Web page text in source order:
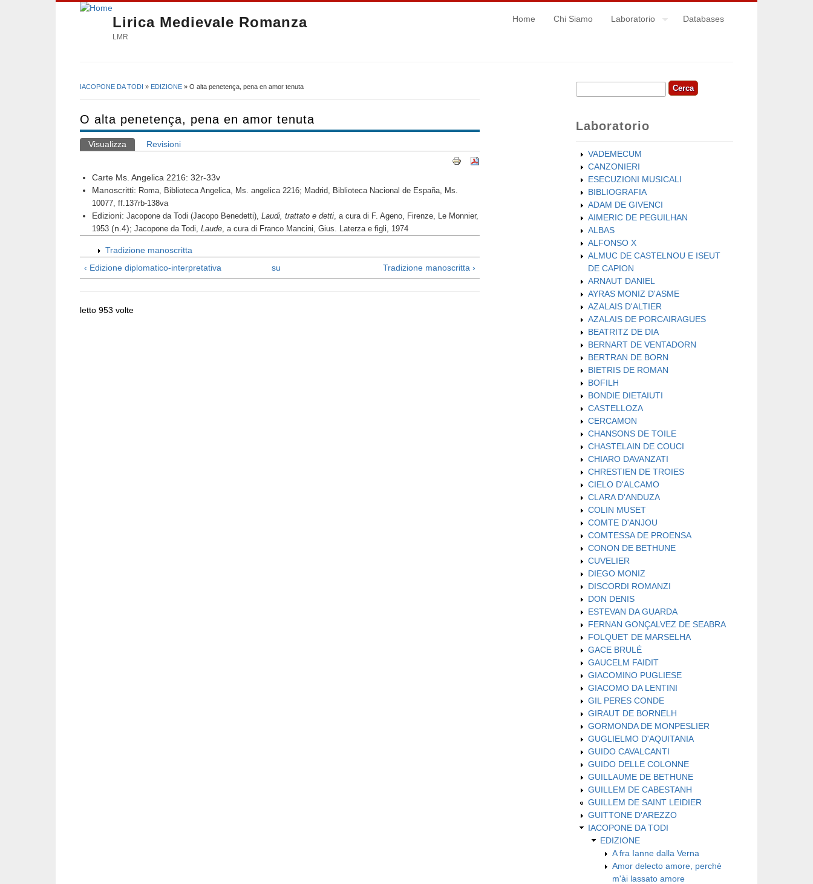
Lirica Medievale Romanza
LMR
Home Chi Siamo Laboratorio Databases
IACOPONE DA TODI » EDIZIONE » O alta penetença, pena en amor tenuta
O alta penetença, pena en amor tenuta
Schede primarie
Visualizza (scheda attiva)
Revisioni
Carte Ms. Angelica 2216: 32r-33v
Manoscritti: Roma, Biblioteca Angelica, Ms. angelica 2216; Madrid, Biblioteca Nacional de España, Ms.
10077, ff.137rb-138va
Edizioni: Jacopone da Todi (Jacopo Benedetti), Laudi, trattato e detti, a cura di F. Ageno, Firenze, Le Monnier,
1953 (n.4); Jacopone da Todi, Laude, a cura di Franco Mancini, Gius. Laterza e figli, 1974
Tradizione manoscritta
‹ Edizione diplomatico-interpretativa
su Tradizione manoscritta ›
letto 953 volte
Form di ricerca
Cerca
Laboratorio
VADEMECUM
CANZONIERI
ESECUZIONI MUSICALI
BIBLIOGRAFIA
ADAM DE GIVENCI
AIMERIC DE PEGUILHAN
ALBAS
ALFONSO X
ALMUC DE CASTELNOU E ISEUT
DE CAPION
ARNAUT DANIEL
AYRAS MONIZ D'ASME
AZALAIS D'ALTIER
AZALAIS DE PORCAIRAGUES
BEATRITZ DE DIA
BERNART DE VENTADORN
BERTRAN DE BORN
BIETRIS DE ROMAN
BOFILH
BONDIE DIETAIUTI
CASTELLOZA
CERCAMON
CHANSONS DE TOILE
CHASTELAIN DE COUCI
CHIARO DAVANZATI
CHRESTIEN DE TROIES
CIELO D'ALCAMO
CLARA D'ANDUZA
COLIN MUSET
COMTE D'ANJOU
COMTESSA DE PROENSA
CONON DE BETHUNE
CUVELIER
DIEGO MONIZ
DISCORDI ROMANZI
DON DENIS
ESTEVAN DA GUARDA
FERNAN GONÇALVEZ DE SEABRA
FOLQUET DE MARSELHA
GACE BRULÉ
GAUCELM FAIDIT
GIACOMINO PUGLIESE
GIACOMO DA LENTINI
GIL PERES CONDE
GIRAUT DE BORNELH
GORMONDA DE MONPESLIER
GUGLIELMO D'AQUITANIA
GUIDO CAVALCANTI
GUIDO DELLE COLONNE
GUILLAUME DE BETHUNE
GUILLEM DE CABESTANH
GUILLEM DE SAINT LEIDIER
GUITTONE D'AREZZO
IACOPONE DA TODI
EDIZIONE
A fra Ianne dalla Verna
Amor delecto amore, perchè
m'ài lassato amore